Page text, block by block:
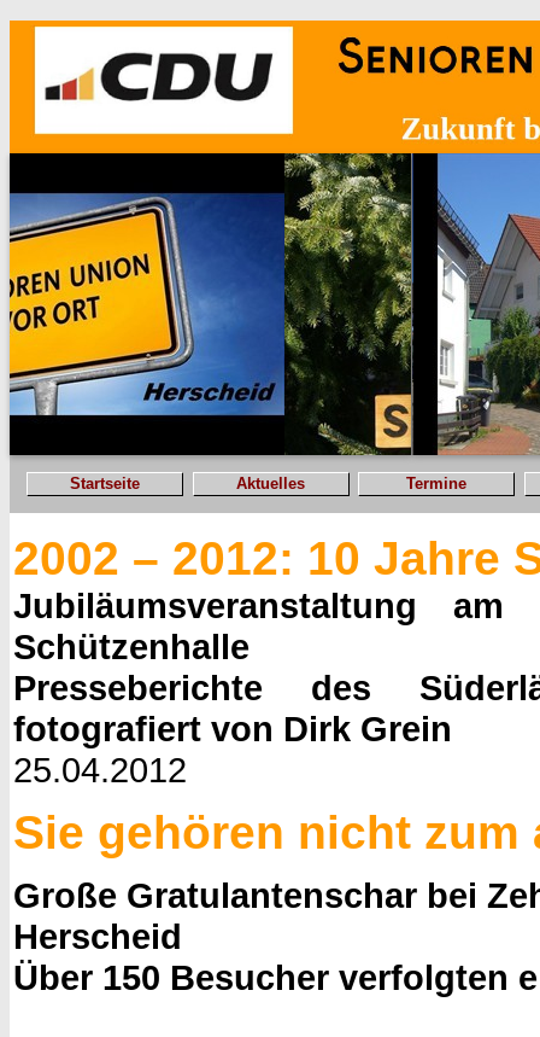
Startseite Aktuelles Termine
2002 – 2012: 10 Jahre
Jubiläumsveranstaltung
Schützenhalle
Presseberichte des
fotografiert von Dirk Grein
25.04.2012
Sie gehören nicht zum
Große Gratulantenschar bei
Herscheid
Über 150 Besucher verfolgten